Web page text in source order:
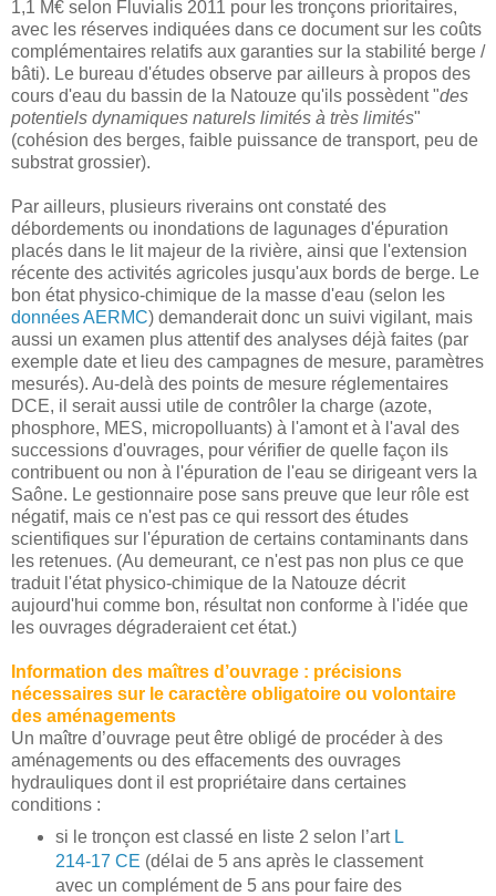
1,1 M€ selon Fluvialis 2011 pour les tronçons prioritaires,
avec les réserves indiquées dans ce document sur les coûts
complémentaires relatifs aux garanties sur la stabilité berge /
bâti). Le bureau d'études observe par ailleurs à propos des
cours d'eau du bassin de la Natouze qu'ils possèdent "des
potentiels dynamiques naturels limités à très limités"
(cohésion des berges, faible puissance de transport, peu de
substrat grossier).
Par ailleurs, plusieurs riverains ont constaté des
débordements ou inondations de lagunages d'épuration
placés dans le lit majeur de la rivière, ainsi que l'extension
récente des activités agricoles jusqu'aux bords de berge. Le
bon état physico-chimique de la masse d'eau (selon les
données AERMC) demanderait donc un suivi vigilant, mais
aussi un examen plus attentif des analyses déjà faites (par
exemple date et lieu des campagnes de mesure, paramètres
mesurés). Au-delà des points de mesure réglementaires
DCE, il serait aussi utile de contrôler la charge (azote,
phosphore, MES, micropolluants) à l'amont et à l'aval des
successions d'ouvrages, pour vérifier de quelle façon ils
contribuent ou non à l'épuration de l'eau se dirigeant vers la
Saône. Le gestionnaire pose sans preuve que leur rôle est
négatif, mais ce n'est pas ce qui ressort des études
scientifiques sur l'épuration de certains contaminants dans
les retenues. (Au demeurant, ce n'est pas non plus ce que
traduit l'état physico-chimique de la Natouze décrit
aujourd'hui comme bon, résultat non conforme à l'idée que
les ouvrages dégraderaient cet état.)
Information des maîtres d’ouvrage : précisions
nécessaires sur le caractère obligatoire ou volontaire
des aménagements
Un maître d’ouvrage peut être obligé de procéder à des
aménagements ou des effacements des ouvrages
hydrauliques dont il est propriétaire dans certaines
conditions :
si le tronçon est classé en liste 2 selon l’art L
214-17 CE (délai de 5 ans après le classement
avec un complément de 5 ans pour faire des